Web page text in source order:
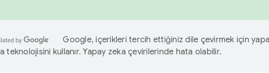
Google, içerikleri tercih ettiğiniz dile çevirmek için
teknolojisini kullanır. Yapay zeka çevirilerinde hata olabilir.